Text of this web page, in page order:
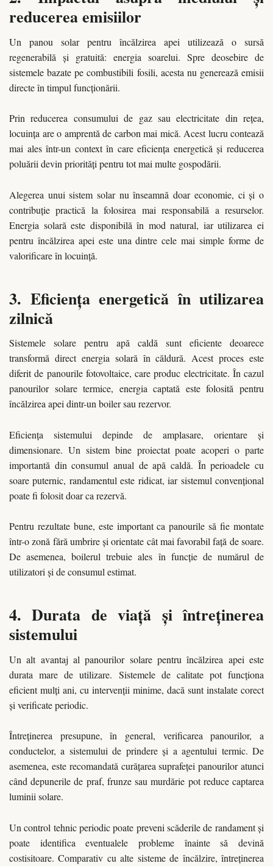
reducerea emisiilor
Un panou solar pentru încălzirea apei utilizează o sursă
regenerabilă și gratuită: energia soarelui. Spre deosebire de
sistemele bazate pe combustibili fosili, acesta nu generează emisii
directe în timpul funcționării.
Prin reducerea consumului de gaz sau electricitate din rețea,
locuința are o amprentă de carbon mai mică. Acest lucru contează
mai ales într-un context în care eficiența energetică și reducerea
poluării devin priorități pentru tot mai multe gospodării.
Alegerea unui sistem solar nu înseamnă doar economie, ci și o
contribuție practică la folosirea mai responsabilă a resurselor.
Energia solară este disponibilă în mod natural, iar utilizarea ei
pentru încălzirea apei este una dintre cele mai simple forme de
valorificare în locuință.
3. Eficiența energetică în utilizarea
zilnică
Sistemele solare pentru apă caldă sunt eficiente deoarece
transformă direct energia solară în căldură. Acest proces este
diferit de panourile fotovoltaice, care produc electricitate. În cazul
panourilor solare termice, energia captată este folosită pentru
încălzirea apei dintr-un boiler sau rezervor.
Eficiența sistemului depinde de amplasare, orientare și
dimensionare. Un sistem bine proiectat poate acoperi o parte
importantă din consumul anual de apă caldă. În perioadele cu
soare puternic, randamentul este ridicat, iar sistemul convențional
poate fi folosit doar ca rezervă.
Pentru rezultate bune, este important ca panourile să fie montate
într-o zonă fără umbrire și orientate cât mai favorabil față de soare.
De asemenea, boilerul trebuie ales în funcție de numărul de
utilizatori și de consumul estimat.
4. Durata de viață și întreținerea
sistemului
Un alt avantaj al panourilor solare pentru încălzirea apei este
durata mare de utilizare. Sistemele de calitate pot funcționa
eficient mulți ani, cu intervenții minime, dacă sunt instalate corect
și verificate periodic.
Întreținerea presupune, în general, verificarea panourilor, a
conductelor, a sistemului de prindere și a agentului termic. De
asemenea, este recomandată curățarea suprafeței panourilor atunci
când depunerile de praf, frunze sau murdărie pot reduce captarea
luminii solare.
Un control tehnic periodic poate preveni scăderile de randament și
poate identifica eventualele probleme înainte să devină
costisitoare. Comparativ cu alte sisteme de încălzire, întreținerea